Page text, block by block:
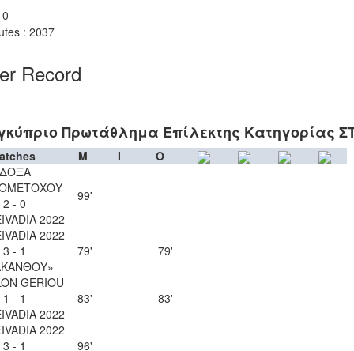
: 2037
Record
Πρωτάθλημα Επίλεκτης Κατηγορίας
M I
O
2 - 0
2022
99'
2022
3 - 1
79'
79'
GERIOU
1 - 1
2022
83'
83'
2022
3 - 1
96'